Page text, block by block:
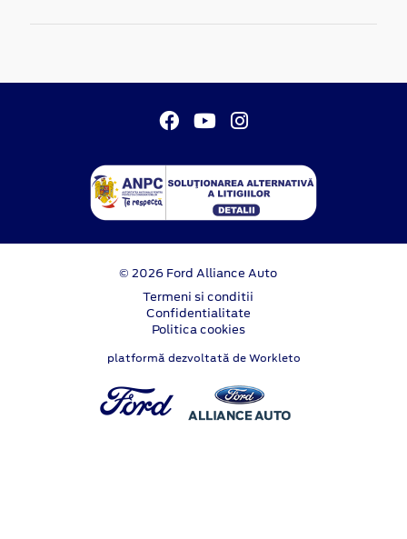
© 2026 Ford Alliance Auto
Termeni si conditii
Confidentialitate
Politica cookies
platformă dezvoltată de Workleto